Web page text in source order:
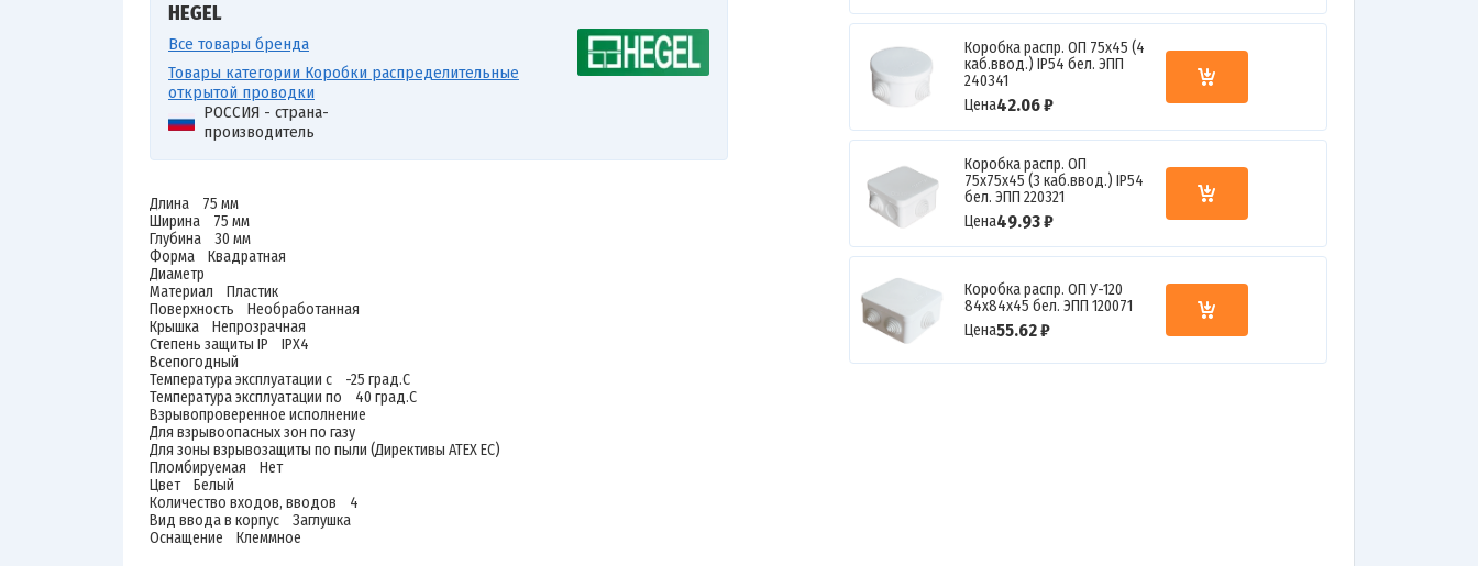
HEGEL
Все товары бренда
Товары категории Коробки распределительные
открытой проводки
РОССИЯ - страна-
производитель
Длина 75 мм
Ширина 75 мм
Глубина 30 мм
Форма Квадратная
Диаметр
Материал Пластик
Поверхность Необработанная
Крышка Непрозрачная
Степень защиты IP IPX4
Всепогодный
Температура эксплуатации с -25 град.C
Температура эксплуатации по 40 град.C
Взрывопроверенное исполнение
Для взрывоопасных зон по газу
Для зоны взрывозащиты по пыли (Директивы ATEX ЕС)
Пломбируемая Нет
Цвет Белый
Количество входов, вводов 4
Вид ввода в корпус Заглушка
Оснащение Клеммное
Коробка распр. ОП 75х45 (4
каб.ввод.) IP54 бел. ЭПП
240341
Цена42.06 ₽
Коробка распр. ОП
75х75х45 (3 каб.ввод.) IP54
бел. ЭПП 220321
Цена49.93 ₽
Коробка распр. ОП У-120
84х84х45 бел. ЭПП 120071
Цена55.62 ₽